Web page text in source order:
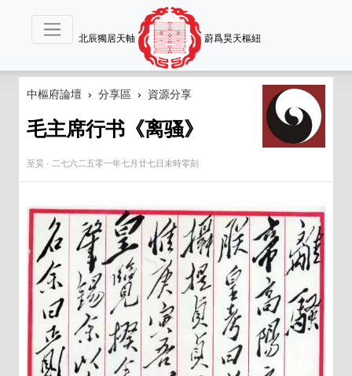
北辰獨居天軸 蔚爲昊天樞紐
中樞府論壇 › 分享區 › 資源分享
毛主席行书《离骚》
至昊 · 二七六二五零一年七月廿七日未時零刻